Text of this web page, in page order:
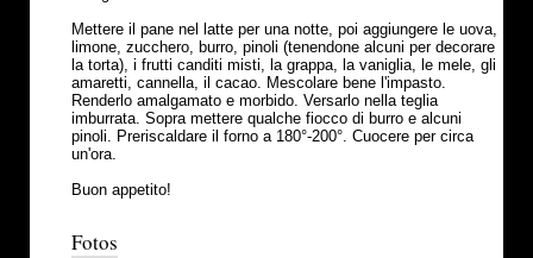
Mettere il pane nel latte per una notte, poi aggiungere le uova,
limone, zucchero, burro, pinoli (tenendone alcuni per decorare
la torta), i frutti canditi misti, la grappa, la vaniglia, le mele, gli
amaretti, cannella, il cacao. Mescolare bene l'impasto.
Renderlo amalgamato e morbido. Versarlo nella teglia
imburrata. Sopra mettere qualche fiocco di burro e alcuni
pinoli. Preriscaldare il forno a 180°-200°. Cuocere per circa
un'ora.
Buon appetito!
Fotos